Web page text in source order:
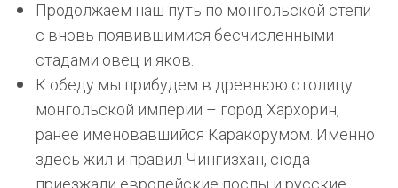
Продолжаем наш путь по монгольской степи
с вновь появившимися бесчисленными
стадами овец и яков.
К обеду мы прибудем в древнюю столицу
монгольской империи – город Хархорин,
ранее именовавшийся Каракорумом. Именно
здесь жил и правил Чингизхан, сюда
приезжали европейские послы и русские